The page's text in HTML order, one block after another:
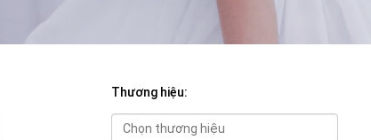
Thương hiệu: